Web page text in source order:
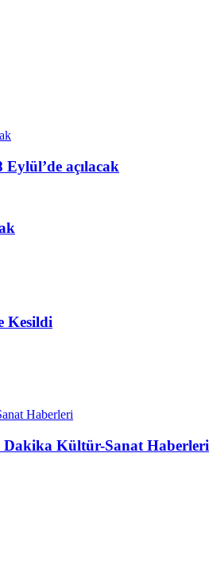
açılacak
Kesildi
Dakika Kültür-Sanat Haberleri